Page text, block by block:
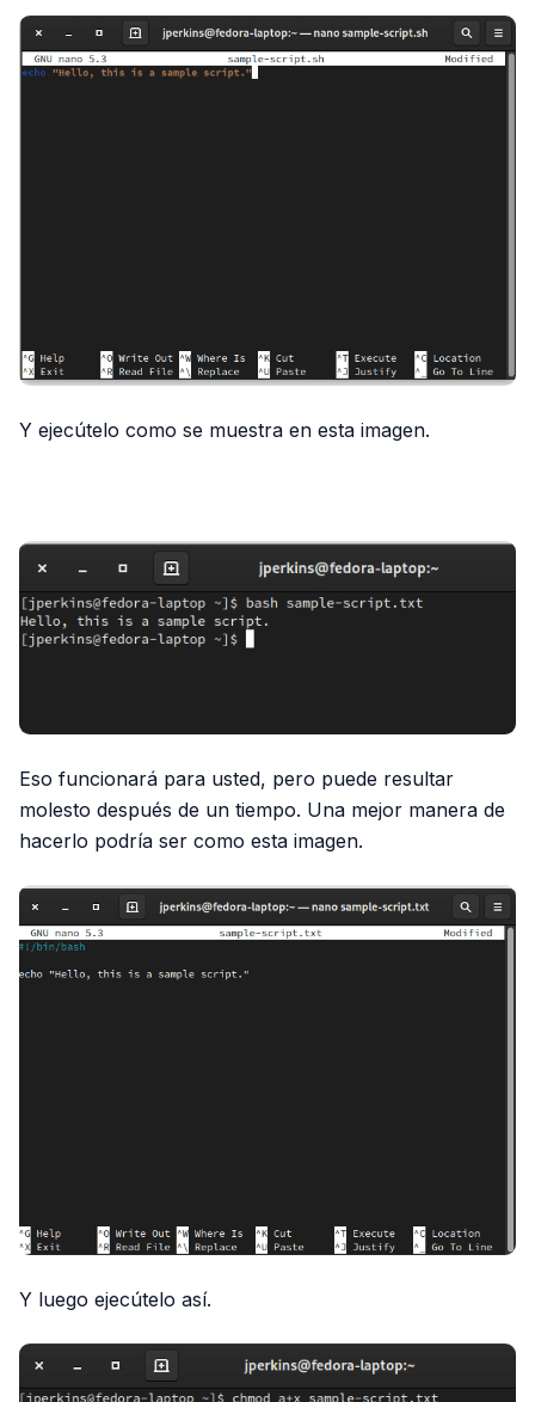
Y ejecútelo como se muestra en esta imagen.
Eso funcionará para usted, pero puede resultar
molesto después de un tiempo. Una mejor manera de
hacerlo podría ser como esta imagen.
Y luego ejecútelo así.